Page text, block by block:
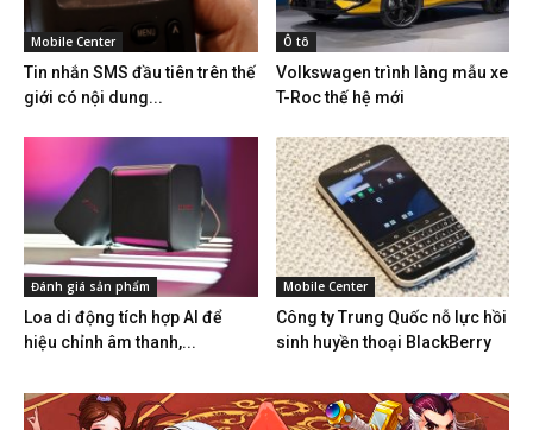
Mobile Center
Tin nhắn SMS đầu tiên trên thế
giới có nội dung...
Ô tô
Volkswagen trình làng mẫu xe
T-Roc thế hệ mới
Đánh giá sản phẩm
Loa di động tích hợp AI để
hiệu chỉnh âm thanh,...
Mobile Center
Công ty Trung Quốc nỗ lực hồi
sinh huyền thoại BlackBerry